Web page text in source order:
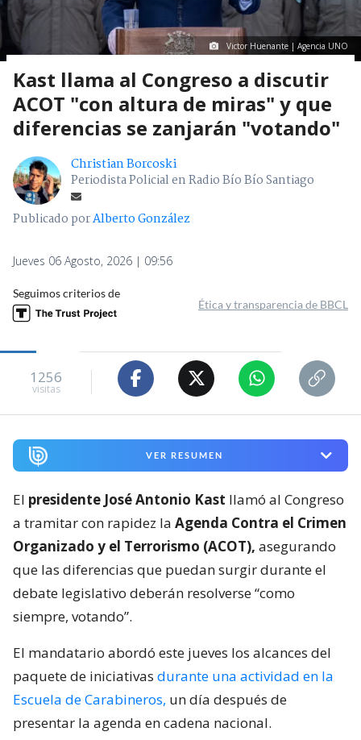
Victor Huenante | Agencia UNO
Kast llama al Congreso a discutir
ACOT "con altura de miras" y que
diferencias se zanjarán "votando"
Christian Borcoski
Periodista Policial en Radio Bío Bío Santiago
Publicado porAlberto González
Jueves 06 Agosto, 2026 | 09:56
Seguimos criterios de
Ética y transparencia de BBCL
1256
visitas
VER RESUMEN
El presidente José Antonio Kast llamó al Congreso
a tramitar con rapidez la Agenda Contra el Crimen
Organizado y el Terrorismo (ACOT), asegurando
que las diferencias que puedan surgir durante el
debate legislativo deberán resolverse “como
siempre, votando”.
El mandatario abordó este jueves los alcances del
paquete de iniciativas durante una actividad en la
Escuela de Carabineros, un día después de
presentar la agenda en cadena nacional.